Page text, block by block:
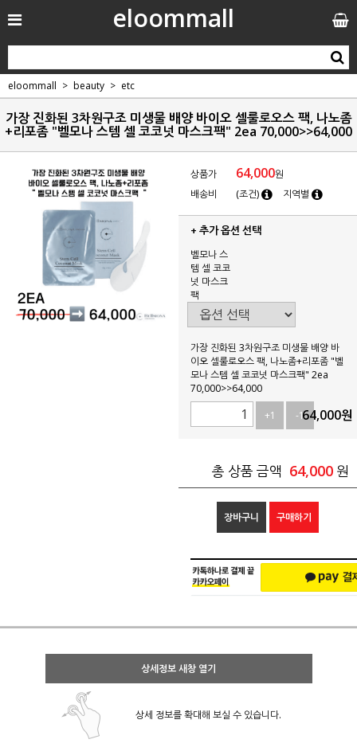
eloommall
eloommall beauty etc
가장 진화된 3차원구조 미생물 배양 바이오 셀룰로오스 팩, 나노좀
+리포좀 "벨모나 스템 셀 코코넛 마스크팩" 2ea 70,000>>64,000
상품가 64,000원
배송비
(조건) 지역별
+ 추가 옵션 선택
벨모나 스
템 셀 코코
넛 마스크
팩
가장 진화된 3차원구조 미생물 배양 바
이오 셀룰로오스 팩, 나노좀+리포좀 "벨
모나 스템 셀 코코넛 마스크팩" 2ea
70,000>>64,000
+1
-164,000원
총 상품 금액 64,000 원
장바구니 구매하기
상세정보 새창 열기
상세 정보를 확대해 보실 수 있습니다.